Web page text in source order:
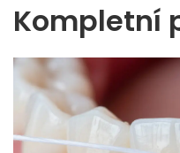
Kompletní